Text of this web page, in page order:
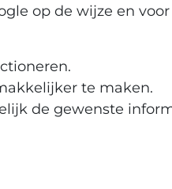
op de wijze en
te maken.
de gewenste